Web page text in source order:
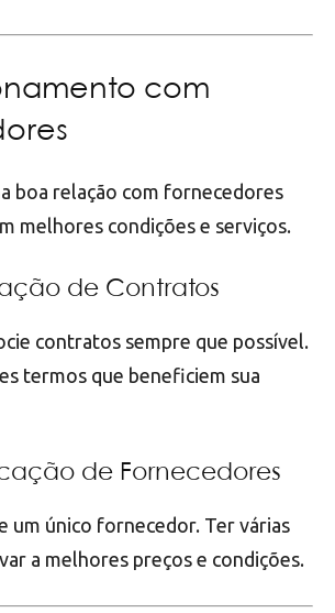
com
boa relação com fornecedores
melhores condições e serviços.
de Contratos
contratos sempre que possível.
termos que beneficiem sua
de Fornecedores
um único fornecedor. Ter várias
a melhores preços e condições.